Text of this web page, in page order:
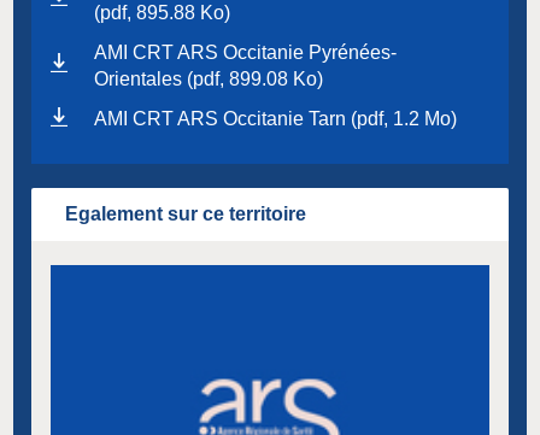
(pdf, 895.88 Ko)
AMI CRT ARS Occitanie Pyrénées-
Orientales (pdf, 899.08 Ko)
AMI CRT ARS Occitanie Tarn (pdf, 1.2 Mo)
Egalement sur ce territoire